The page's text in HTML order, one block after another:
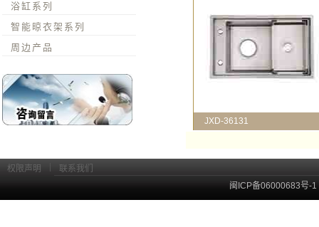
浴缸系列
智能晾衣架系列
周边产品
JXD-36131
权限声明
联系我们
闽ICP备06000683号-1